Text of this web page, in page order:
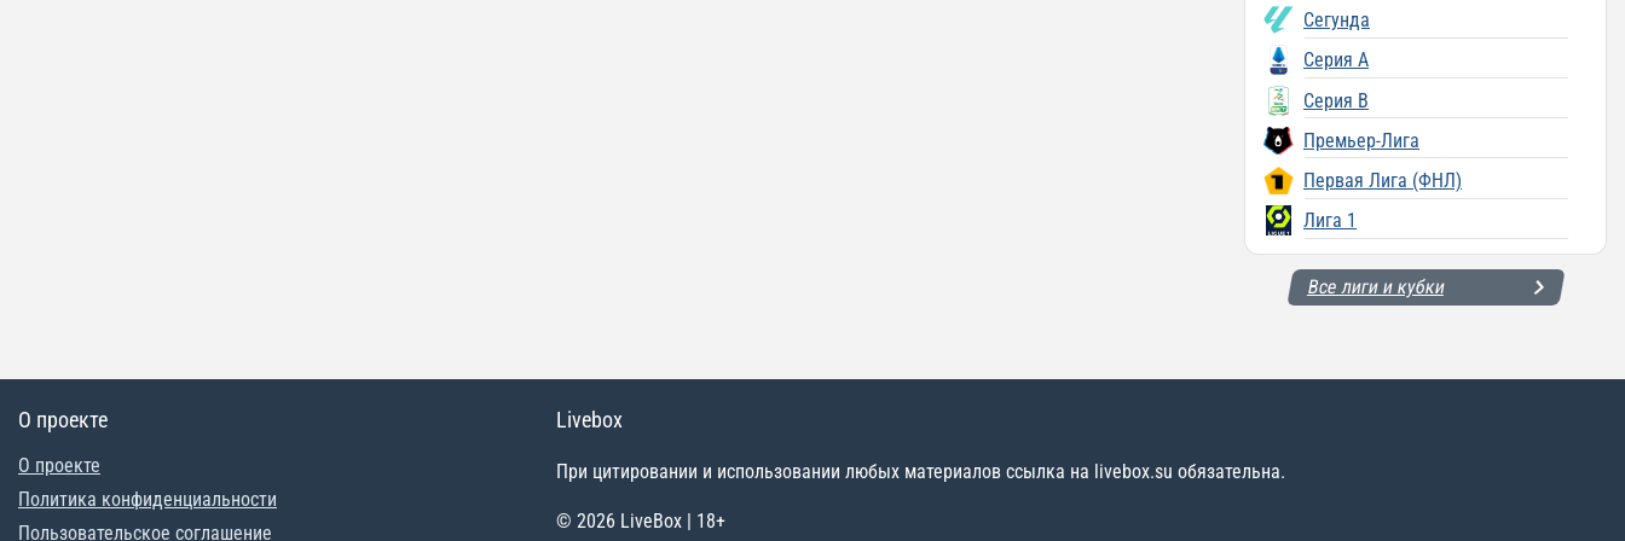
Сегунда
Серия A
Серия B
Премьер-Лига
Первая Лига (ФНЛ)
Лига 1
Все лиги и кубки
О проекте
О проекте
Политика конфиденциальности
Пользовательское соглашение
Livebox
При цитировании и использовании любых материалов ссылка на livebox.su обязательна.
© 2026 LiveBox | 18+